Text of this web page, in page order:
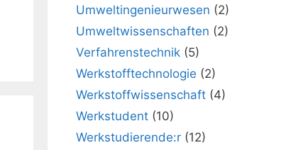
Umweltingenieurwesen (2)
Umweltwissenschaften (2)
Verfahrenstechnik (5)
Werkstofftechnologie (2)
Werkstoffwissenschaft (4)
Werkstudent (10)
Werkstudierende:r (12)